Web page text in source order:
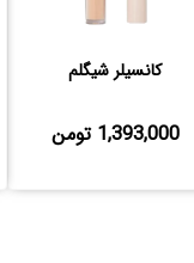
کانسیلر شیگلم
1,393,000 تومن